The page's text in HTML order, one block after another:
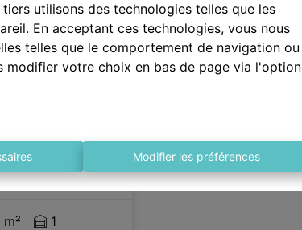
utilisons des technologies telles que les
En acceptant ces technologies, vous nous
telles que le comportement de navigation ou
modifier votre choix en bas de page via l'option
Modifier les préférences
1